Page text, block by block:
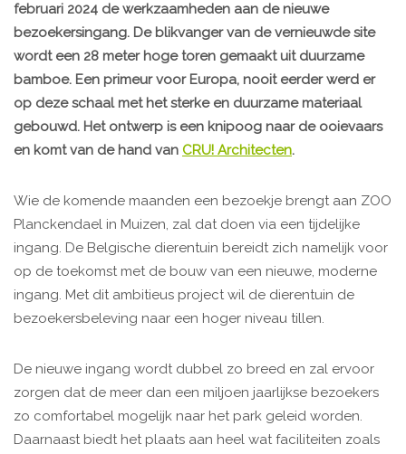
februari 2024 de werkzaamheden aan de nieuwe
bezoekersingang. De blikvanger van de vernieuwde site
wordt een 28 meter hoge toren gemaakt uit duurzame
bamboe. Een primeur voor Europa, nooit eerder werd er
op deze schaal met het sterke en duurzame materiaal
gebouwd. Het ontwerp is een knipoog naar de ooievaars
en komt van de hand van CRU! Architecten.
Wie de komende maanden een bezoekje brengt aan ZOO
Planckendael in Muizen, zal dat doen via een tijdelijke
ingang. De Belgische dierentuin bereidt zich namelijk voor
op de toekomst met de bouw van een nieuwe, moderne
ingang. Met dit ambitieus project wil de dierentuin de
bezoekersbeleving naar een hoger niveau tillen.
De nieuwe ingang wordt dubbel zo breed en zal ervoor
zorgen dat de meer dan een miljoen jaarlijkse bezoekers
zo comfortabel mogelijk naar het park geleid worden.
Daarnaast biedt het plaats aan heel wat faciliteiten zoals